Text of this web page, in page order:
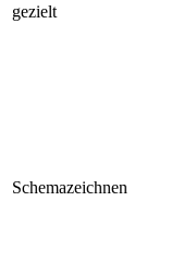
gezielt
Schemazeichnen